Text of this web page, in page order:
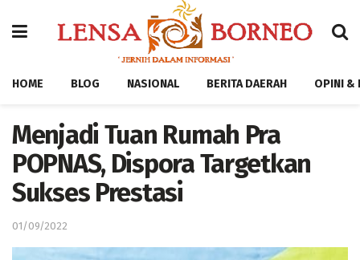
HOME BLOG NASIONAL BERITA DAERAH OPINI &
Menjadi Tuan Rumah Pra
POPNAS, Dispora Targetkan
Sukses Prestasi
01/09/2022